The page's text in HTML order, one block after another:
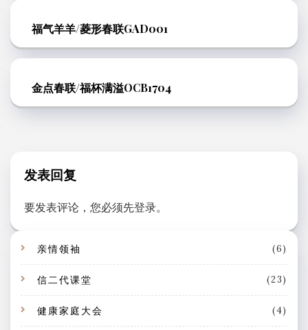
福气羊羊/菱形春联GAD001
金点春联/福杯满溢OCB1704
发表回复
要发表评论，您必须先登录。
亲情领袖 (6)
信二代课堂 (23)
健康家庭大会 (4)